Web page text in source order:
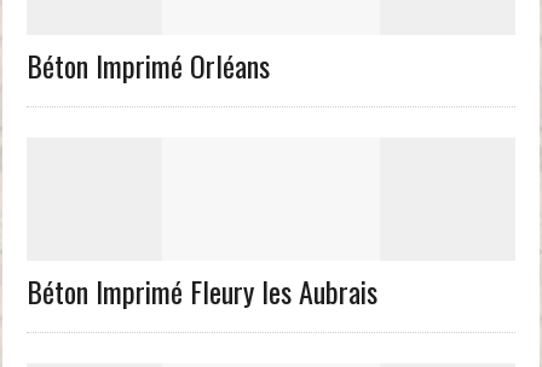
Béton Imprimé Orléans
Béton Imprimé Fleury les Aubrais